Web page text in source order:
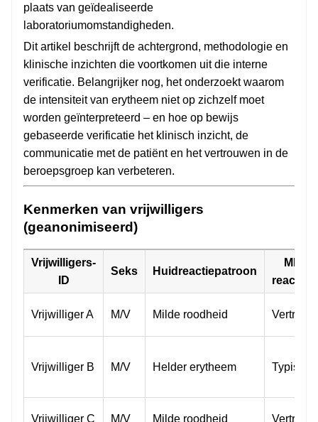
plaats van geïdealiseerde
laboratoriumomstandigheden.
Dit artikel beschrijft de achtergrond, methodologie en
klinische inzichten die voortkomen uit die interne
verificatie. Belangrijker nog, het onderzoekt waarom
de intensiteit van erytheem niet op zichzelf moet
worden geïnterpreteerd – en hoe op bewijs
gebaseerde verificatie het klinisch inzicht, de
communicatie met de patiënt en het vertrouwen in de
beroepsgroep kan verbeteren.
Kenmerken van vrijwilligers
(geanonimiseerd)
Vrijwilligers-
ID
Seks Huidreactiepatroon
MED-
Vrijwilliger A M/V Milde roodheid
Vrijwilliger B M/V Helder erytheem Typisch
Vrijwilliger C M/V Milde roodheid